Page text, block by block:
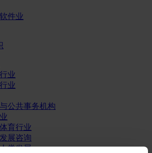
件业
业
业
公共事务机构
育行业
展咨询
类发展